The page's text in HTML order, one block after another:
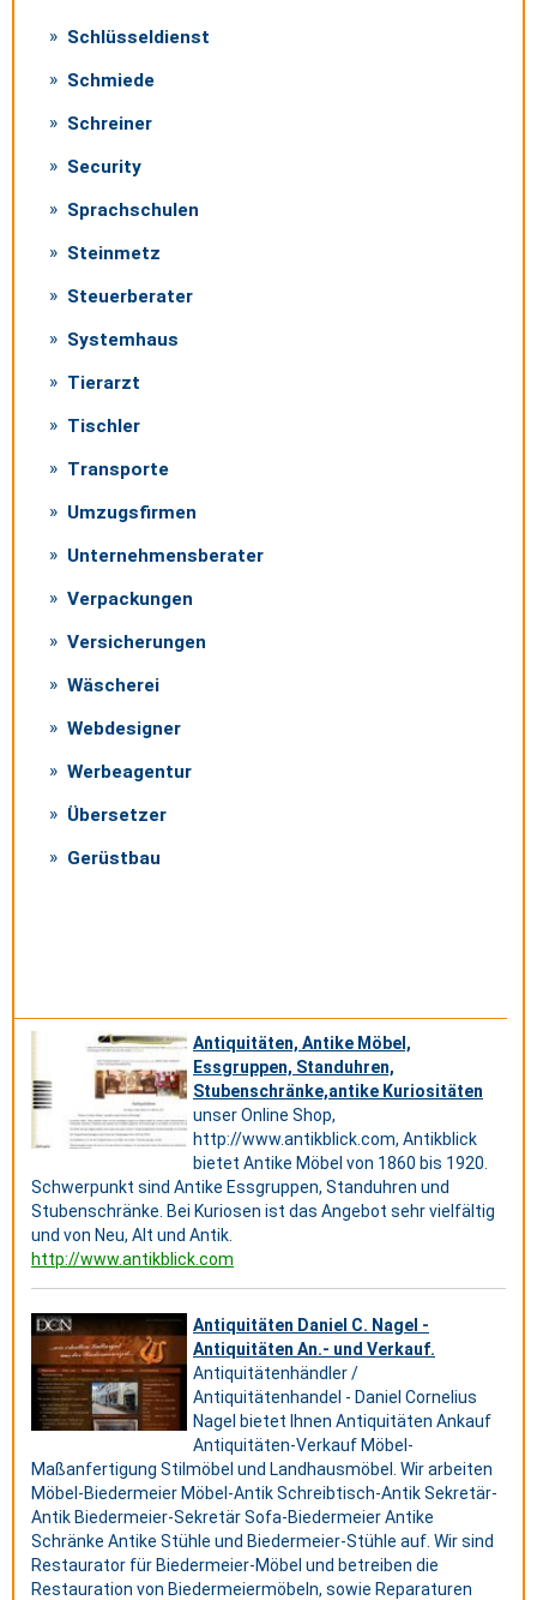
Schlüsseldienst
Schmiede
Schreiner
Security
Sprachschulen
Steinmetz
Steuerberater
Systemhaus
Tierarzt
Tischler
Transporte
Umzugsfirmen
Unternehmensberater
Verpackungen
Versicherungen
Wäscherei
Webdesigner
Werbeagentur
Übersetzer
Gerüstbau
Antiquitäten, Antike Möbel,
Essgruppen, Standuhren,
Stubenschränke,antike Kuriositäten
unser Online Shop,
http://www.antikblick.com, Antikblick
bietet Antike Möbel von 1860 bis 1920.
Schwerpunkt sind Antike Essgruppen, Standuhren und
Stubenschränke. Bei Kuriosen ist das Angebot sehr vielfältig
und von Neu, Alt und Antik.
http://www.antikblick.com
Antiquitäten Daniel C. Nagel -
Antiquitäten An.- und Verkauf.
Antiquitätenhändler /
Antiquitätenhandel - Daniel Cornelius
Nagel bietet Ihnen Antiquitäten Ankauf
Antiquitäten-Verkauf Möbel-
Maßanfertigung Stilmöbel und Landhausmöbel. Wir arbeiten
Möbel-Biedermeier Möbel-Antik Schreibtisch-Antik Sekretär-
Antik Biedermeier-Sekretär Sofa-Biedermeier Antike
Schränke Antike Stühle und Biedermeier-Stühle auf. Wir sind
Restaurator für Biedermeier-Möbel und betreiben die
Restauration von Biedermeiermöbeln, sowie Reparaturen